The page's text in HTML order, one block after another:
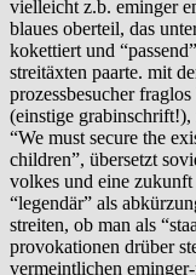
vielleicht z.b. eminger
blaues oberteil, das
kokettiert und
streitäxten paarte. mit
prozessbesucher
(einstige
“We must secure the
children”, übersetzt
volkes und eine
“legendär” als
streiten, ob man als
provokationen drüber
vermeintlichen